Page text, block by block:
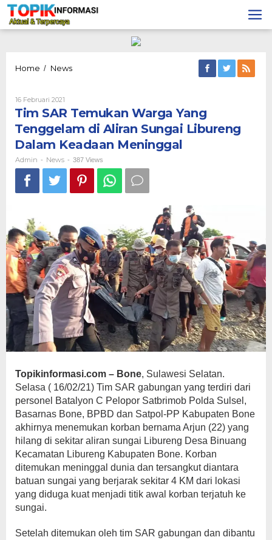
Lewati
konten
Home / NewsTim
Yang
Tenggelam
di
Aliran
Dalam
Keadaan
16 Februari 2021
Admin
Tim SAR Temukan Warga Yang
Tenggelam di Aliran Sungai Libureng
Dalam Keadaan Meninggal
Admin - News - 387 Views
Topikinformasi.com – Bone, Sulawesi Selatan.
Selasa ( 16/02/21) Tim SAR gabungan yang terdiri dari
personel Batalyon C Pelopor Satbrimob Polda Sulsel,
Basarnas Bone, BPBD dan Satpol-PP Kabupaten Bone
akhirnya menemukan korban bernama Arjun (22) yang
hilang di sekitar aliran sungai Libureng Desa Binuang
Kecamatan Libureng Kabupaten Bone. Korban
ditemukan meninggal dunia dan tersangkut diantara
batuan sungai yang berjarak sekitar 4 KM dari lokasi
yang diduga kuat menjadi titik awal korban terjatuh ke
sungai.
Setelah ditemukan oleh tim SAR gabungan dan dibantu